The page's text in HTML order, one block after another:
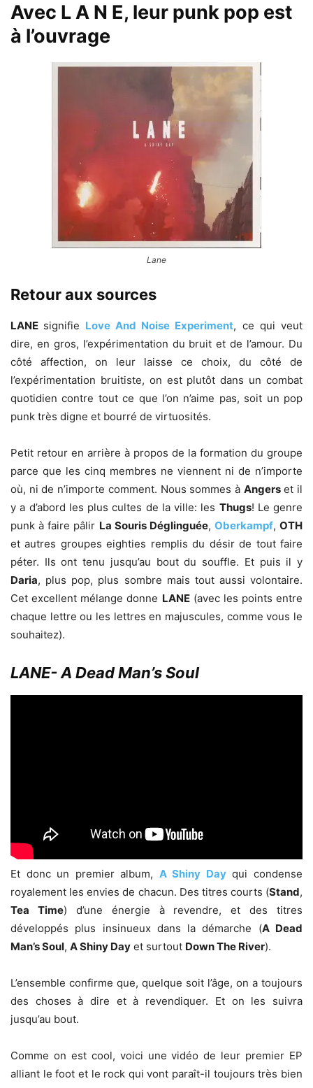
Avec L A N E, leur punk pop est
à l’ouvrage
Lane
Retour aux sources
LANE signifie Love And Noise Experiment, ce qui veut
dire, en gros, l’expérimentation du bruit et de l’amour. Du
côté affection, on leur laisse ce choix, du côté de
l’expérimentation bruitiste, on est plutôt dans un combat
quotidien contre tout ce que l’on n’aime pas, soit un pop
punk très digne et bourré de virtuosités.
Petit retour en arrière à propos de la formation du groupe
parce que les cinq membres ne viennent ni de n’importe
où, ni de n’importe comment. Nous sommes à Angerset il
y a d’abord les plus cultes de la ville: les Thugs! Le genre
punk à faire pâlir La Souris Déglinguée, Oberkampf, OTH
et autres groupes eighties remplis du désir de tout faire
péter. Ils ont tenu jusqu’au bout du souffle. Et puis il y
Daria, plus pop, plus sombre mais tout aussi volontaire.
Cet excellent mélange donne LANE(avec les points entre
chaque lettre ou les lettres en majuscules, comme vous le
souhaitez).
LANE- A Dead Man’s Soul
Et donc un premier album, A Shiny Dayqui condense
royalement les envies de chacun. Des titres courts (Stand,
Tea Time) d’une énergie à revendre, et des titres
développés plus insinueux dans la démarche (A Dead
Man’s Soul, A Shiny Day et surtout Down The River).
L’ensemble confirme que, quelque soit l’âge, on a toujours
des choses à dire et à revendiquer. Et on les suivra
jusqu’au bout.
Comme on est cool, voici une vidéo de leur premier EP
alliant le foot et le rock qui vont paraît-il toujours très bien